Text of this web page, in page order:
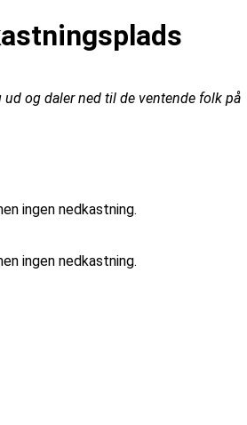
og daler ned til de ventende folk på
ingen nedkastning.
ingen nedkastning.